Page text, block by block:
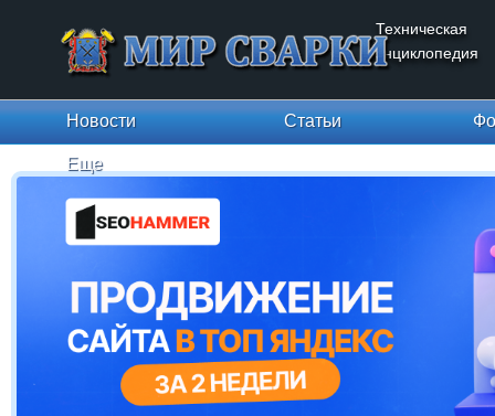
Техническая
энциклопедия
Новости Статьи
Еще